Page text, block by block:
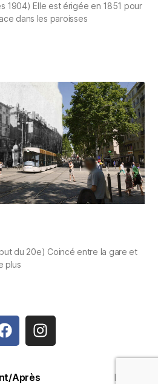
1904) Elle est érigée en 1851 pour
dans les paroisses
du 20e) Coincé entre la gare et
plus
Après Haut